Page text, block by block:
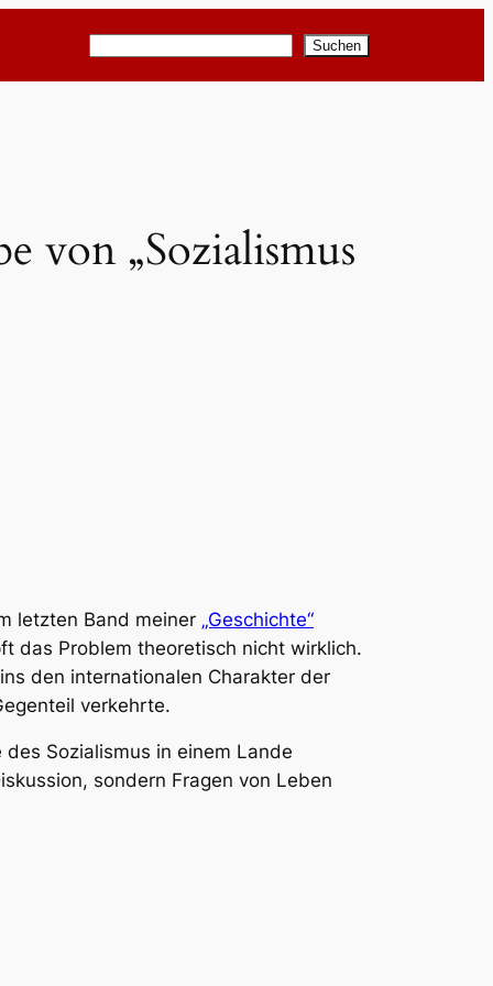
Suchen
von „Sozialismus
letzten Band meiner „Geschichte“
das Problem theoretisch nicht wirklich.
den internationalen Charakter der
verkehrte.
Sozialismus in einem Lande
sondern Fragen von Leben